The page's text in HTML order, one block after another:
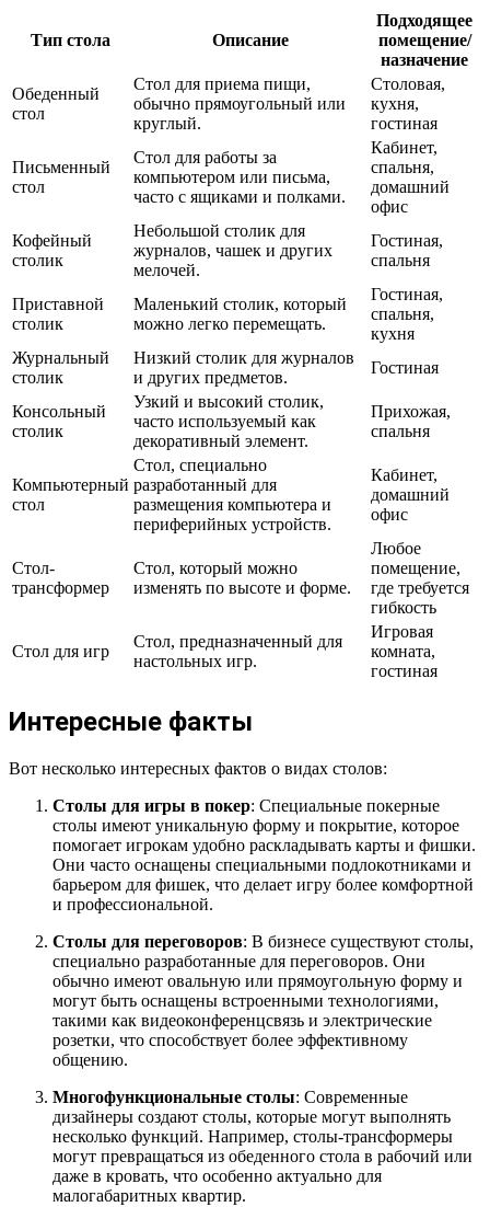
Тип стола Описание
Подходящее
помещение/
назначение
Обеденный
стол
Стол для приема пищи,
обычно прямоугольный или
круглый.
Столовая,
кухня,
гостиная
Письменный
стол
Стол для работы за
компьютером или письма,
часто с ящиками и полками.
Кабинет,
спальня,
домашний
офис
Кофейный
столик
Небольшой столик для
журналов, чашек и других
мелочей.
Гостиная,
спальня
Приставной
столик
Маленький столик, который
можно легко перемещать.
Гостиная,
спальня,
кухня
Журнальный
столик
Низкий столик для журналов
и других предметов.
Гостиная
Консольный
столик
Узкий и высокий столик,
часто используемый как
декоративный элемент.
Прихожая,
спальня
Компьютерный
стол
Стол, специально
разработанный для
размещения компьютера и
периферийных устройств.
Кабинет,
домашний
офис
Стол-
трансформер
Стол, который можно
изменять по высоте и форме.
Любое
помещение,
где требуется
гибкость
Стол для игр
Стол, предназначенный для
настольных игр.
Игровая
комната,
гостиная
Интересные факты
Вот несколько интересных фактов о видах столов:
Столы для игры в покер: Специальные покерные
столы имеют уникальную форму и покрытие, которое
помогает игрокам удобно раскладывать карты и фишки.
Они часто оснащены специальными подлокотниками и
барьером для фишек, что делает игру более комфортной
и профессиональной.
Столы для переговоров: В бизнесе существуют столы,
специально разработанные для переговоров. Они
обычно имеют овальную или прямоугольную форму и
могут быть оснащены встроенными технологиями,
такими как видеоконференцсвязь и электрические
розетки, что способствует более эффективному
общению.
Многофункциональные столы: Современные
дизайнеры создают столы, которые могут выполнять
несколько функций. Например, столы-трансформеры
могут превращаться из обеденного стола в рабочий или
даже в кровать, что особенно актуально для
малогабаритных квартир.